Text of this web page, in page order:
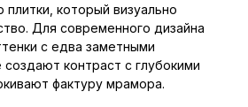
плитки, который визуально
Для современного дизайна
с едва заметными
контраст с глубокими
фактуру мрамора.